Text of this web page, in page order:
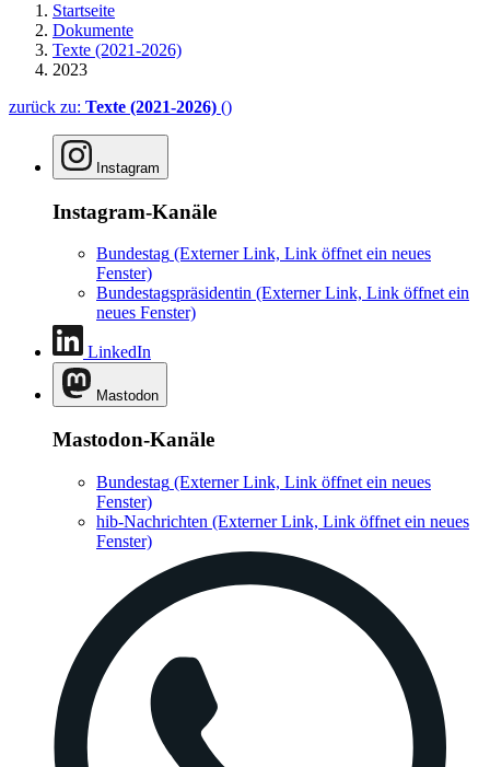
Startseite
Dokumente
Texte (2021-2026)
2023
zurück zu: Texte (2021-2026) ()
Instagram
Instagram-Kanäle
Bundestag (Externer Link, Link öffnet ein neues
Fenster)
Bundestagspräsidentin (Externer Link, Link öffnet ein
neues Fenster)
LinkedIn
Mastodon
Mastodon-Kanäle
Bundestag (Externer Link, Link öffnet ein neues
Fenster)
hib-Nachrichten (Externer Link, Link öffnet ein neues
Fenster)